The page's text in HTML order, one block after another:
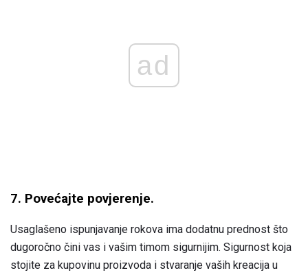
ad
7. Povećajte povjerenje.
Usaglašeno ispunjavanje rokova ima dodatnu prednost što
dugoročno čini vas i vašim timom sigurnijim. Sigurnost koja
stojite za kupovinu proizvoda i stvaranje vaših kreacija u